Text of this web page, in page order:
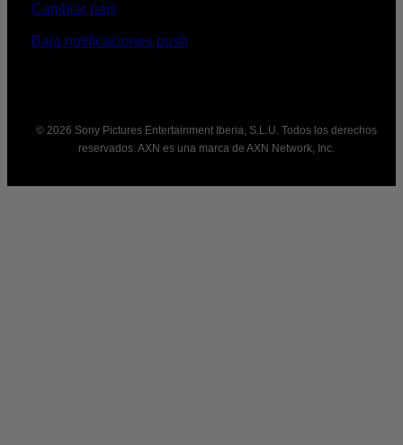
Cambiar país
Baja notificaciones push
© 2026 Sony Pictures Entertainment Iberia, S.L.U. Todos los derechos
reservados. AXN es una marca de AXN Network, Inc.